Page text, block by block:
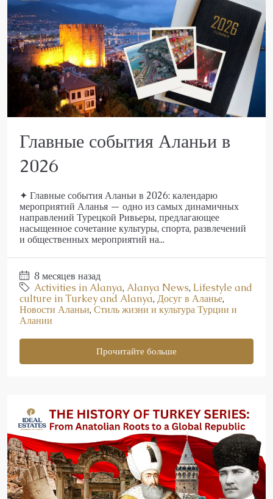
Главные события Аланьи в
2026
✦ Главные события Аланьи в 2026: календарю
мероприятий Аланья — одно из самых динамичных
направлений Турецкой Ривьеры, предлагающее
насыщенное сочетание культуры, спорта, развлечений
и общественных мероприятий на...
8 месяцев назад
Activities in Alanya, Alanya News, Lifestyle and
culture in Turkey and Alanya, Досуг в Аланье,
Новости Аланьи, Стиль жизни и культура Турции и
Алании
Прочитайте больше